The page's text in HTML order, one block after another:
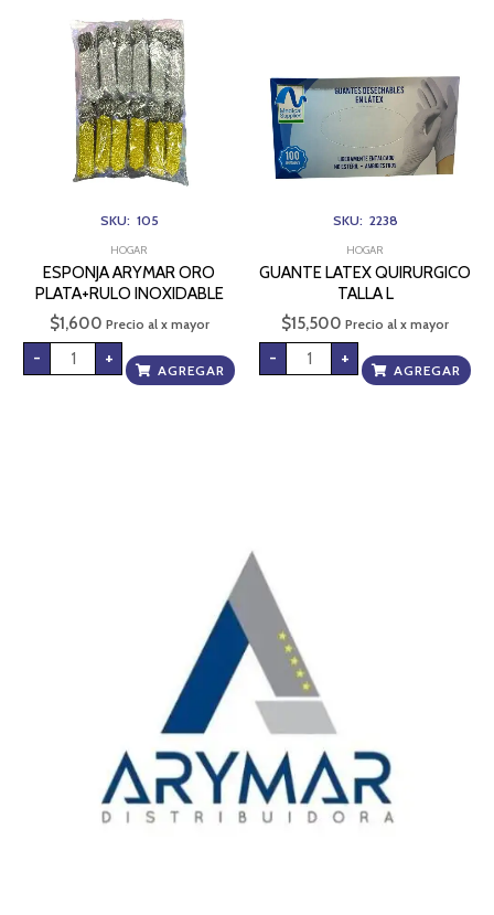
SKU: 105
HOGAR
ESPONJA ARYMAR ORO
PLATA+RULO INOXIDABLE
$1,600 Precio al x mayor
-
ORO
PLATA+RULO
INOXIDABLE
cantidad
+
AGREGAR
SKU: 2238
HOGAR
GUANTE LATEX QUIRURGICO
TALLA L
$15,500 Precio al x mayor
- +
AGREGAR